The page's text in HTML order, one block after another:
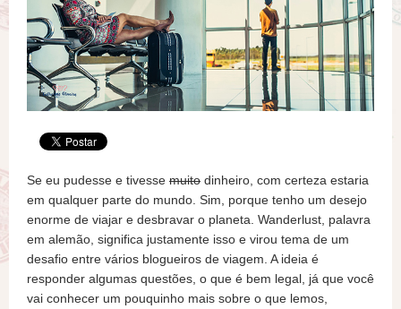
Se eu pudesse e tivesse muito dinheiro, com certeza estaria
em qualquer parte do mundo. Sim, porque tenho um desejo
enorme de viajar e desbravar o planeta. Wanderlust, palavra
em alemão, significa justamente isso e virou tema de um
desafio entre vários blogueiros de viagem. A ideia é
responder algumas questões, o que é bem legal, já que você
vai conhecer um pouquinho mais sobre o que lemos,